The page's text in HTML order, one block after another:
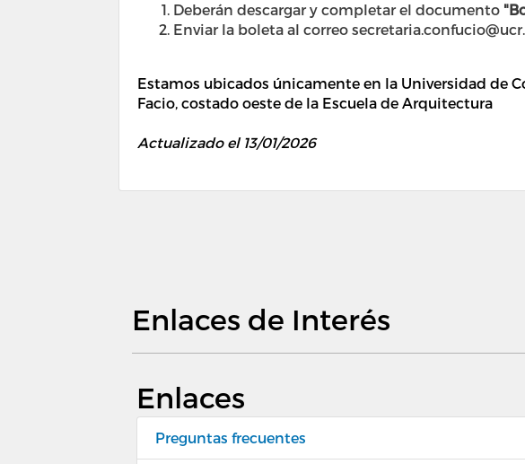
Deberán descargar y completar el documento
Enviar la boleta al correo
Estamos ubicados únicamente en la Universidad de
Facio, costado oeste de la Escuela de Arquitectura
Actualizado el 13/01/2026
Enlaces de Interés
Enlaces
Preguntas frecuentes